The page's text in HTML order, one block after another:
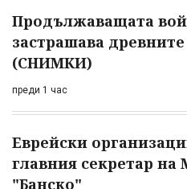
Продължаващата
застрашава
(СНИМКИ)
преди 1 час
Еврейски
главния секретар на
"Банско"